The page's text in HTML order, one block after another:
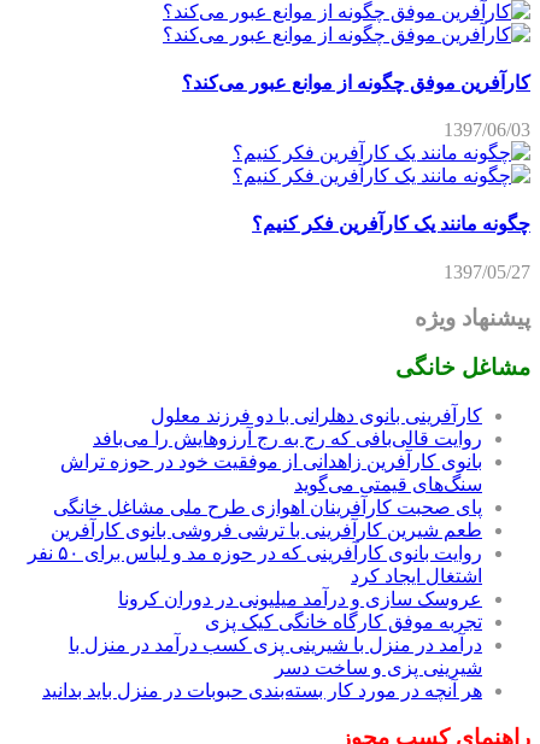
کارآفرین موفق چگونه از موانع عبور می‌کند؟
1397/06/03
چگونه مانند یک کارآفرین فکر کنیم؟
1397/05/27
پیشنهاد ویژه
مشاغل خانگی
کارآفرینی بانوی دهلرانی با دو فرزند معلول
روایت قالی‌بافی که رج به رج آرزوهایش را می‌بافد
بانوی کارآفرین زاهدانی از موفقیت خود در حوزه تراش
سنگ‌های قیمتی می‌گوید
پای صحبت کارآفرینان اهوازی طرح ملی مشاغل خانگی
طعم شیرین کارآفرینی با ترشی فروشی بانوی کارآفرین
روایت بانوی کارآفرینی که در حوزه مد و لباس برای ۵۰ نفر
اشتغال ایجاد کرد
عروسک سازی و درآمد میلیونی در دوران کرونا
تجربه موفق کارگاه خانگی کیک پزی
درآمد در منزل با شیرینی پزی کسب درآمد در منزل با
شیرینی پزی و ساخت دسر
هر آنچه در مورد کار بسته‌بندی حبوبات در منزل باید بدانید
راهنمای کسب مجوز